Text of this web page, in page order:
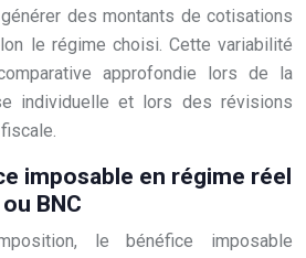
des montants de cotisations
le régime choisi. Cette variabilité
approfondie lors de la
individuelle et lors des révisions
imposable en régime réel
BNC
le bénéfice imposable